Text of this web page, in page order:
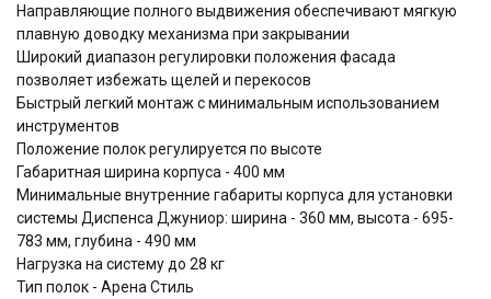
Направляющие полного выдвижения обеспечивают мягкую
плавную доводку механизма при закрывании
Широкий диапазон регулировки положения фасада
позволяет избежать щелей и перекосов
Быстрый легкий монтаж с минимальным использованием
инструментов
Положение полок регулируется по высоте
Габаритная ширина корпуса - 400 мм
Минимальные внутренние габариты корпуса для установки
системы Диспенса Джуниор: ширина - 360 мм, высота - 695-
783 мм, глубина - 490 мм
Нагрузка на систему до 28 кг
Тип полок - Арена Стиль